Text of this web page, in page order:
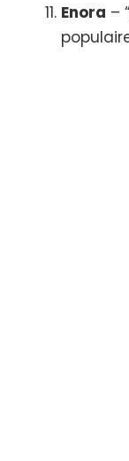
Enora –